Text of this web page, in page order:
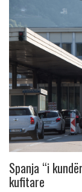
Spanja “i
kufitare